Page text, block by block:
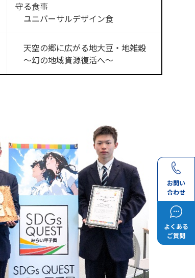
お問い
合わせ
よくある
ご質問
守る食事
ユニバーサルデザイン食
天空の郷に広がる地大豆・地雑穀
〜幻の地域資源復活へ〜